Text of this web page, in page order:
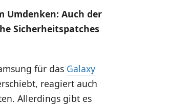
Umdenken: Auch der
Sicherheitspatches
für das Galaxy
reagiert auch
Allerdings gibt es